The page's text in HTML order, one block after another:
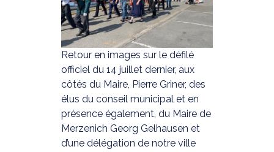
Retour en images sur le défilé
officiel du 14 juillet dernier, aux
côtés du Maire, Pierre Griner, des
élus du conseil municipal et en
présence également, du Maire de
Merzenich Georg Gelhausen et
d’une délégation de notre ville